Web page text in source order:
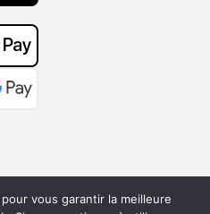
vous garantir la meilleure